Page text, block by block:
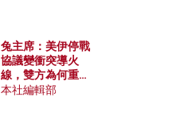
兔主席：美伊停戰
協議變衝突導火
線，雙方為何重啟
戰爭？伊朗一早洞
本社編輯部